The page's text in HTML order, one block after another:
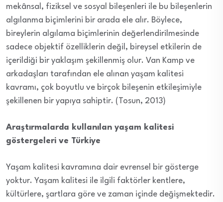
mekânsal, fiziksel ve sosyal bileşenleri ile bu bileşenlerin
algılanma biçimlerini bir arada ele alır. Böylece,
bireylerin algılama biçimlerinin değerlendirilmesinde
sadece objektif özelliklerin değil, bireysel etkilerin de
içerildiği bir yaklaşım şekillenmiş olur. Van Kamp ve
arkadaşları tarafından ele alınan yaşam kalitesi
kavramı, çok boyutlu ve birçok bileşenin etkileşimiyle
şekillenen bir yapıya sahiptir. (Tosun, 2013)
Araştırmalarda kullanılan yaşam kalitesi
göstergeleri ve Türkiye
Yaşam kalitesi kavramına dair evrensel bir gösterge
yoktur. Yaşam kalitesi ile ilgili faktörler kentlere,
kültürlere, şartlara göre ve zaman içinde değişmektedir.